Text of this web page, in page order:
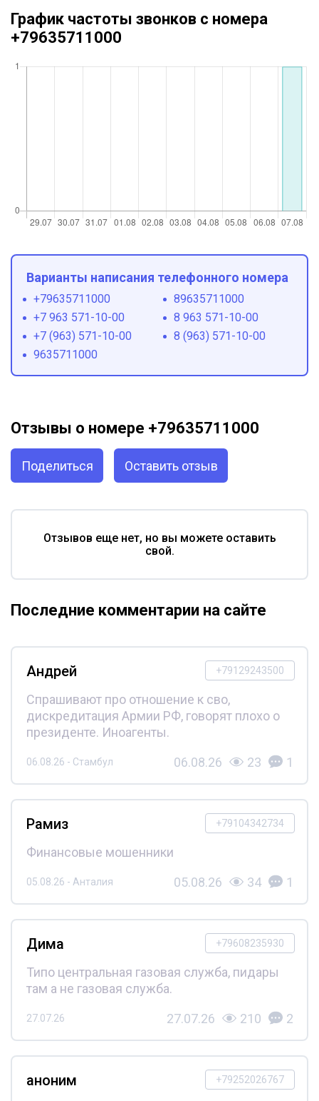
График частоты звонков с номера
+79635711000
Варианты написания телефонного номера
+79635711000
89635711000
+7 963 571-10-00
8 963 571-10-00
+7 (963) 571-10-00
8 (963) 571-10-00
9635711000
Отзывы о номере +79635711000
Поделиться Оставить отзыв
Отзывов еще нет, но вы можете оставить
свой.
Последние комментарии на сайте
+79129243500
Андрей
Спрашивают про отношение к сво,
дискредитация Армии РФ, говорят плохо о
президенте. Иноагенты.
06.08.26 - Стамбул 06.08.26 23 1
+79104342734
Рамиз
Финансовые мошенники
05.08.26 - Анталия 05.08.26 34 1
+79608235930
Дима
Типо центральная газовая служба, пидары
там а не газовая служба.
27.07.26 27.07.26 210 2
+79252026767
аноним